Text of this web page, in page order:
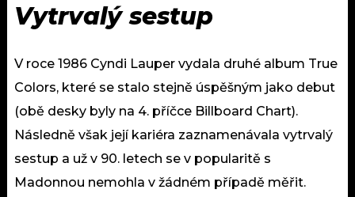
Vytrvalý sestup
V roce 1986 Cyndi Lauper vydala druhé album True
Colors, které se stalo stejně úspěšným jako debut
(obě desky byly na 4. příčce Billboard Chart).
Následně však její kariéra zaznamenávala vytrvalý
sestup a už v 90. letech se v popularitě s
Madonnou nemohla v žádném případě měřit.